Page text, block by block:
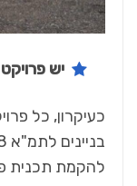
יש
כעיקרון, כל
להקמת תכנית